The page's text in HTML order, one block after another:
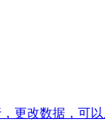
更改数据，可